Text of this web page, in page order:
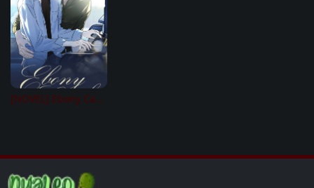
[NOVEL] Ebony Castle